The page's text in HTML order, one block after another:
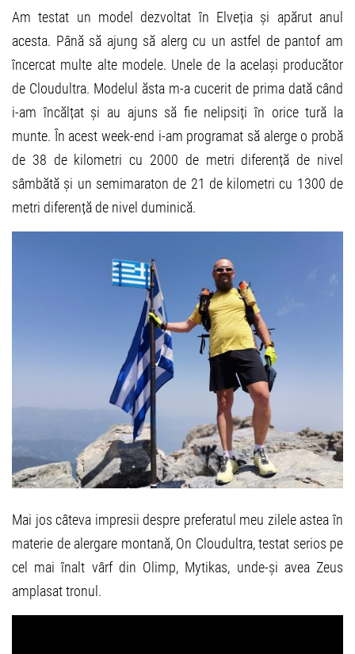
Am testat un model dezvoltat în Elveția și apărut anul
acesta. Până să ajung să alerg cu un astfel de pantof am
încercat multe alte modele. Unele de la același producător
de Cloudultra. Modelul ăsta m-a cucerit de prima dată când
i-am încălțat și au ajuns să fie nelipsiți în orice tură la
munte. În acest week-end i-am programat să alerge o probă
de 38 de kilometri cu 2000 de metri diferență de nivel
sâmbătă și un semimaraton de 21 de kilometri cu 1300 de
metri diferență de nivel duminică.
Mai jos câteva impresii despre preferatul meu zilele astea în
materie de alergare montană, On Cloudultra, testat serios pe
cel mai înalt vârf din Olimp, Mytikas, unde-și avea Zeus
amplasat tronul.